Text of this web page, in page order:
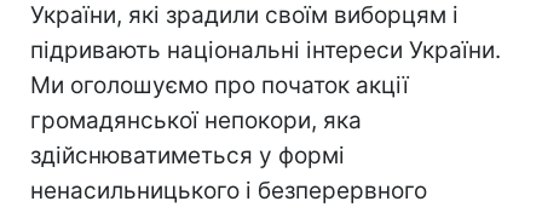
України, які зрадили своїм виборцям і
підривають національні інтереси України.
Ми оголошуємо про початок акції
громадянської непокори, яка
здійснюватиметься у формі
ненасильницького і безперервного